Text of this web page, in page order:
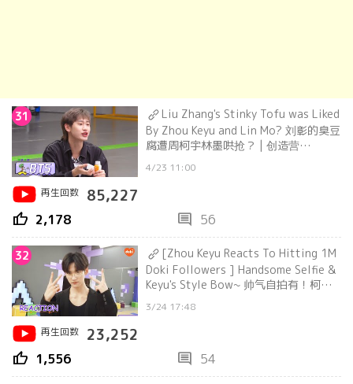
31
Liu Zhang's Stinky Tofu was Liked
By Zhou Keyu and Lin Mo? 刘彰的臭豆
腐遭周柯宇林墨哄抢？ | 创造营
4/23 11:00
再生回数
85,227
thumb_up 2,178 comment 56
32
[Zhou Keyu Reacts To Hitting 1M
Doki Followers ] Handsome Selfie &
Keyu's Style Bow~ 帅气自拍有！柯式
3/24 17:48
再生回数
23,252
thumb_up 1,556 comment 54